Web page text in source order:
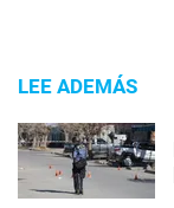
LEE ADEMÁS